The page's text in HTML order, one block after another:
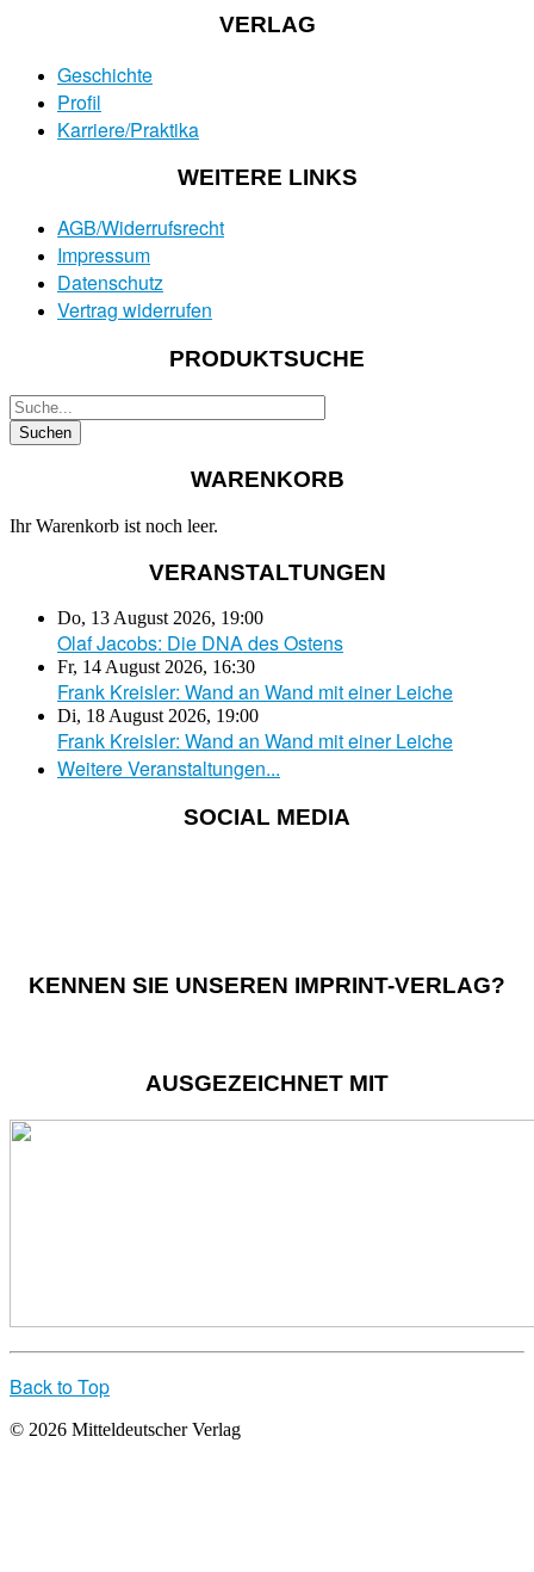
VERLAG
Geschichte
Profil
Karriere/Praktika
WEITERE LINKS
AGB/Widerrufsrecht
Impressum
Datenschutz
Vertrag widerrufen
PRODUKTSUCHE
WARENKORB
Ihr Warenkorb ist noch leer.
VERANSTALTUNGEN
Do, 13 August 2026, 19:00
Olaf Jacobs: Die DNA des Ostens
Fr, 14 August 2026, 16:30
Frank Kreisler: Wand an Wand mit einer Leiche
Di, 18 August 2026, 19:00
Frank Kreisler: Wand an Wand mit einer Leiche
Weitere Veranstaltungen...
SOCIAL MEDIA
KENNEN SIE UNSEREN IMPRINT-VERLAG?
AUSGEZEICHNET MIT
Back to Top
© 2026 Mitteldeutscher Verlag